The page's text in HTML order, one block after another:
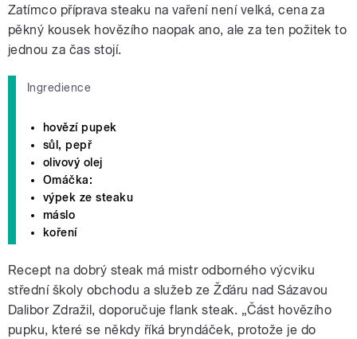
Zatímco příprava steaku na vaření není velká, cena za
pěkný kousek hovězího naopak ano, ale za ten požitek to
jednou za čas stojí.
Ingredience
hovězí pupek
sůl, pepř
olivový olej
Omáčka:
výpek ze steaku
máslo
koření
Recept na dobrý steak má mistr odborného výcviku
střední školy obchodu a služeb ze Žďáru nad Sázavou
Dalibor Zdražil, doporučuje flank steak. „Část hovězího
pupku, které se někdy říká bryndáček, protože je do